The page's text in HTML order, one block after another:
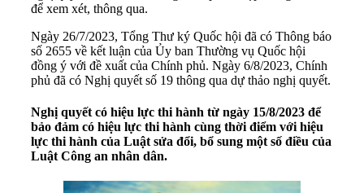
để xem xét, thông qua.
Ngày 26/7/2023, Tổng Thư ký Quốc hội đã có Thông báo
số 2655 về kết luận của Ủy ban Thường vụ Quốc hội
đồng ý với đề xuất của Chính phủ. Ngày 6/8/2023, Chính
phủ đã có Nghị quyết số 19 thông qua dự thảo nghị quyết.
Nghị quyết có hiệu lực thi hành từ ngày 15/8/2023 để
bảo đảm có hiệu lực thi hành cùng thời điểm với hiệu
lực thi hành của Luật sửa đổi, bổ sung một số điều của
Luật Công an nhân dân.